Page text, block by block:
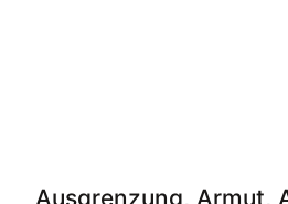
Ausgrenzung, Armut,